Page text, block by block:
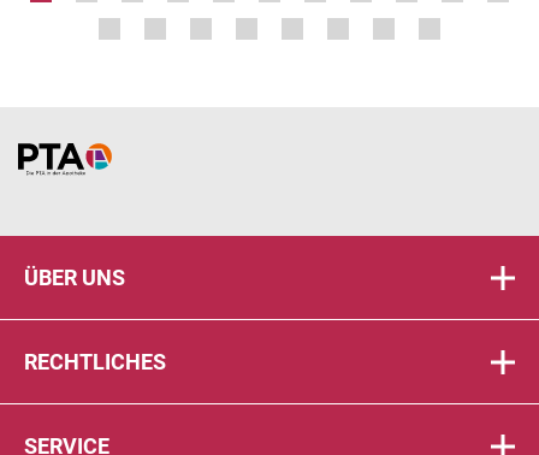
Home
ÜBER UNS
RECHTLICHES
SERVICE